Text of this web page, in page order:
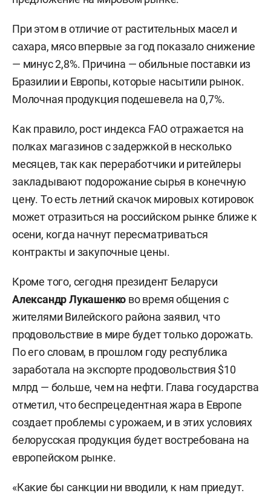
При этом в отличие от растительных масел и
сахара, мясо впервые за год показало снижение
— минус 2,8%. Причина — обильные поставки из
Бразилии и Европы, которые насытили рынок.
Молочная продукция подешевела на 0,7%.
Как правило, рост индекса FAO отражается на
полках магазинов с задержкой в несколько
месяцев, так как переработчики и ритейлеры
закладывают подорожание сырья в конечную
цену. То есть летний скачок мировых котировок
может отразиться на российском рынке ближе к
осени, когда начнут пересматриваться
контракты и закупочные цены.
Кроме того, сегодня президент Беларуси
Александр Лукашенко во время общения с
жителями Вилейского района заявил, что
продовольствие в мире будет только дорожать.
По его словам, в прошлом году республика
заработала на экспорте продовольствия $10
млрд — больше, чем на нефти. Глава государства
отметил, что беспрецедентная жара в Европе
создает проблемы с урожаем, и в этих условиях
белорусская продукция будет востребована на
европейском рынке.
«Какие бы санкции ни вводили, к нам приедут.